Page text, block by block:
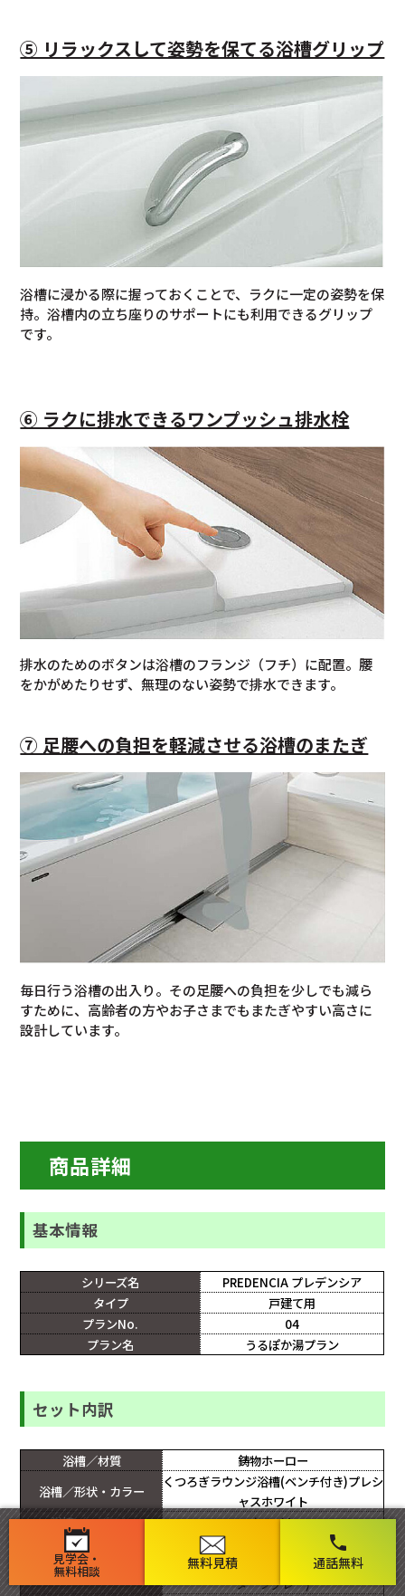
見学会・
無料相談 無料見積
phone
通話無料
⑤ リラックスして姿勢を保てる浴槽グリップ
浴槽に浸かる際に握っておくことで、ラクに一定の姿勢を保
持。浴槽内の立ち座りのサポートにも利用できるグリップ
です。
⑥ ラクに排水できるワンプッシュ排水栓
排水のためのボタンは浴槽のフランジ（フチ）に配置。腰
をかがめたりせず、無理のない姿勢で排水できます。
⑦ 足腰への負担を軽減させる浴槽のまたぎ
毎日行う浴槽の出入り。その足腰への負担を少しでも減ら
すために、高齢者の方やお子さまでもまたぎやすい高さに
設計しています。
商品詳細
基本情報
シリーズ名
PREDENCIA プレデンシア
タイプ
戸建て用
プランNo.
04
プラン名
うるぽか湯プラン
セット内訳
浴槽／材質
鋳物ホーロー
浴槽／形状・カラー
くつろぎラウンジ浴槽(ベンチ付き)プレシ
ャスホワイト
浴槽／エプロン
ホワイト
浴槽／浴槽ハンドグリップ
床
キープクリーンフロア ハイクラス(カーム
ダークグレー)